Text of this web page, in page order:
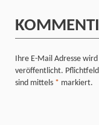
Ihre E-Mail Adresse wird
veröffentlicht.
sind mittels * markiert.